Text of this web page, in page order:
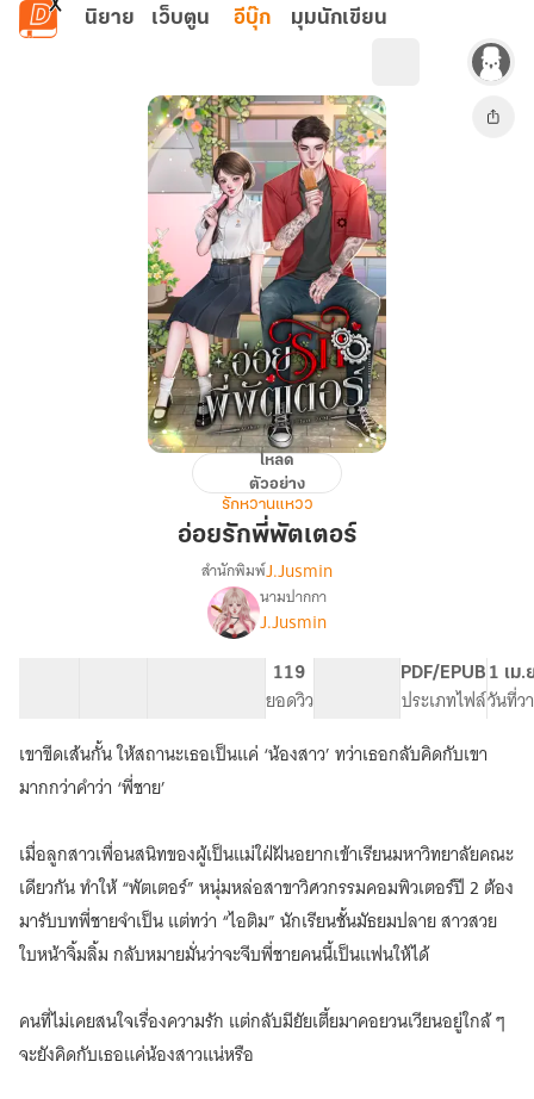
ข้ามไปยังเนื้อหาหลัก
นิยาย เว็บตูน อีบุ๊ก มุมนักเขียน
โหลด
ตัวอย่าง
รักหวานแหวว
อ่อยรักพี่พัตเตอร์
เรื่อง
อ่อย
พี่
พัต
สำนักพิมพ์J.Jusmin
นามปากกา
J.Jusmin
119
ยอดวิว
PDF/EPUB
ประเภทไฟล์
1 เม.
วันที่ว
เขาขีดเส้นกั้น ให้สถานะเธอเป็นแค่ ‘น้องสาว’ ทว่าเธอกลับคิดกับเขา
มากกว่าคำว่า ‘พี่ชาย’
เมื่อลูกสาวเพื่อนสนิทของผู้เป็นแม่ใฝ่ฝันอยากเข้าเรียนมหาวิทยาลัยคณะ
เดียวกัน ทำให้ “พัตเตอร์” หนุ่มหล่อสาขาวิศวกรรมคอมพิวเตอร์ปี 2 ต้อง
มารับบทพี่ชายจำเป็น แต่ทว่า “ไอติม” นักเรียนชั้นมัธยมปลาย สาวสวย
ใบหน้าจิ้มลิ้ม กลับหมายมั่นว่าจะจีบพี่ชายคนนี้เป็นแฟนให้ได้
คนที่ไม่เคยสนใจเรื่องความรัก แต่กลับมียัยเตี้ยมาคอยวนเวียนอยู่ใกล้ ๆ
จะยังคิดกับเธอแค่น้องสาวแน่หรือ